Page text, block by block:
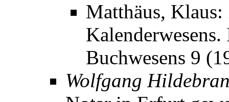
Matthäus, Klaus:
Buchwesens 9
Wolfgang